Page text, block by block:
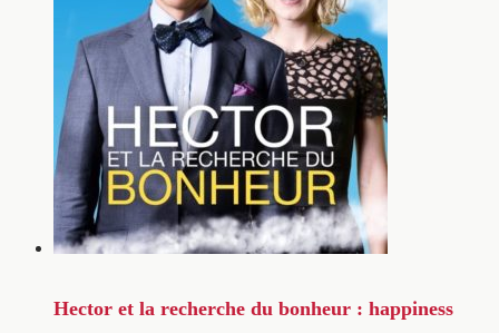
Hector et la recherche du bonheur : happiness